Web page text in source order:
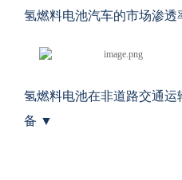
氢燃料电池汽车的市场渗
氢燃料电池在非道路交通
备 ▼